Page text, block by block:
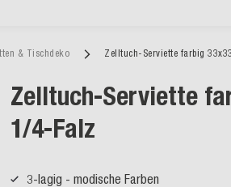
& Tischdeko Zelltuch-Serviette farbig
Zelltuch-Serviette
1/4-Falz
3-lagig - modische Farben